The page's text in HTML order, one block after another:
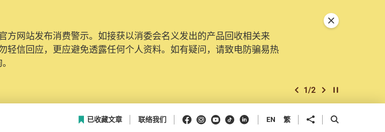
方网站发布消费警示。如接获以消委会名义发出的产品回收相关来
轻信回应，更应避免透露任何个人资料。如有疑问，请致电防骗易热
投诉处理系统已经进行升级及推出新功能。由2025年11月10日起，
名、电邮及电话）注册帐户，才可提交投诉、查询及建议。所有提交
跟进。
上一个
2/2 下一个开始/暂停幻灯
关闭特別通告
已收藏文章 联络我们 Facebook
Instagram
Youtube
抖音领英 EN 繁 分享到 开启搜寻框